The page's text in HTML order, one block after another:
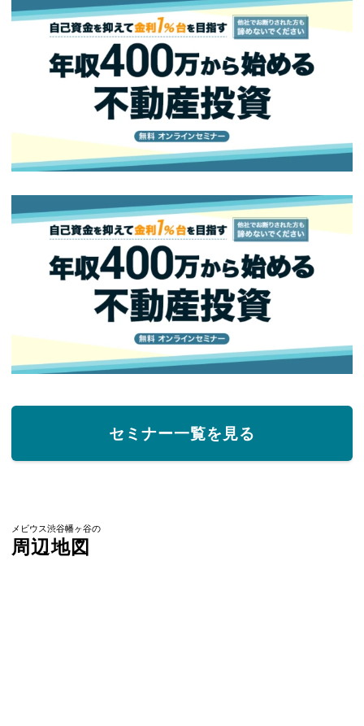
セミナー一覧を見る
メビウス渋谷幡ヶ谷の
周辺地図